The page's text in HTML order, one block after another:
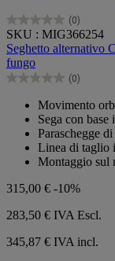
(0)
0.0
su
5
stelle.
SKU : MIG366254
Seghetto alternativo
fungo
(0)
0.0
Movimento
Sega con base
Paraschegge
Linea di taglio
Montaggio sul
315,00 € -10%
283,50 € IVA Escl.
345,87 € IVA incl.